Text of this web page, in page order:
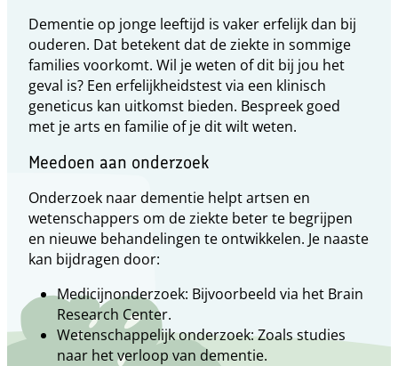
Dementie op jonge leeftijd is vaker erfelijk dan bij
ouderen. Dat betekent dat de ziekte in sommige
families voorkomt. Wil je weten of dit bij jou het
geval is? Een erfelijkheidstest via een klinisch
geneticus kan uitkomst bieden. Bespreek goed
met je arts en familie of je dit wilt weten.
Meedoen aan onderzoek
Onderzoek naar dementie helpt artsen en
wetenschappers om de ziekte beter te begrijpen
en nieuwe behandelingen te ontwikkelen. Je naaste
kan bijdragen door:
Medicijnonderzoek: Bijvoorbeeld via het Brain
Research Center.
Wetenschappelijk onderzoek: Zoals studies
naar het verloop van dementie.